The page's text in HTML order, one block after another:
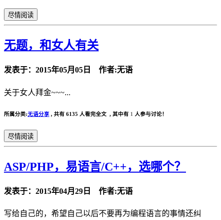
尽情阅读
无题，和女人有关
发表于：2015年05月05日 作者:无语
关于女人拜金~~~...
所属分类:无语分享 , 共有 6135 人看完全文 , 其中有 1 人参与讨论！
尽情阅读
ASP/PHP，易语言/C++，选哪个？
发表于：2015年04月29日 作者:无语
写给自己的，希望自己以后不要再为编程语言的事情还纠